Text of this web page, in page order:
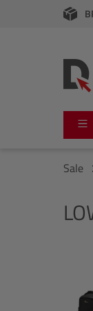
Zur
Foto
Video
Canon
Sale